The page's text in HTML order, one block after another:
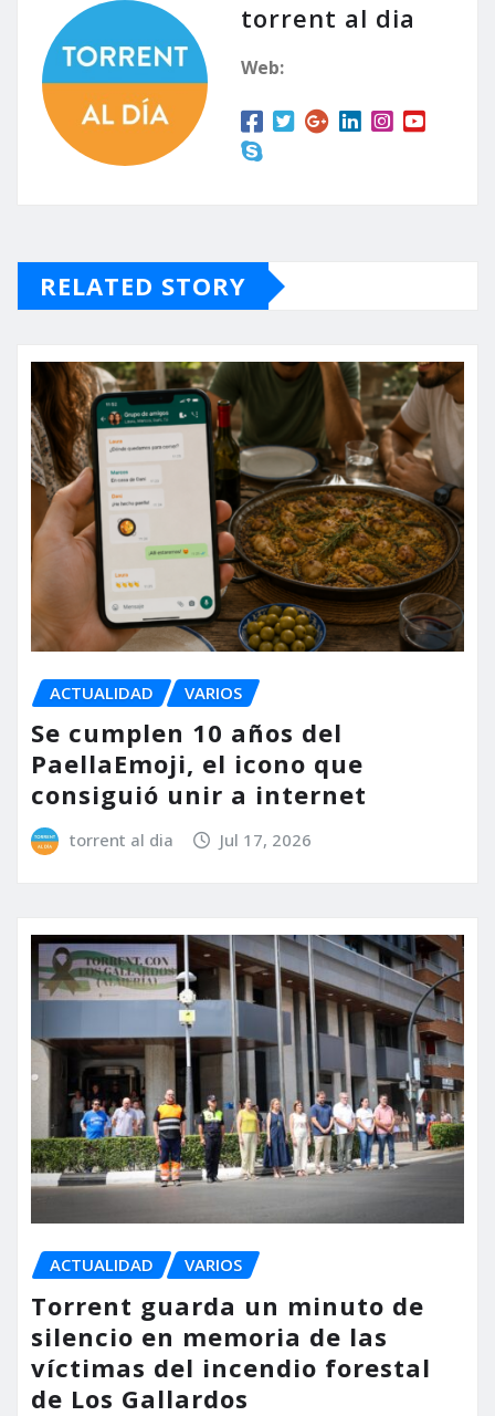
torrent al dia
Web:
RELATED STORY
ACTUALIDAD VARIOS
Se cumplen 10 años del
PaellaEmoji, el icono que
consiguió unir a internet
torrent al dia Jul 17, 2026
ACTUALIDAD VARIOS
Torrent guarda un minuto de
silencio en memoria de las
víctimas del incendio forestal
de Los Gallardos